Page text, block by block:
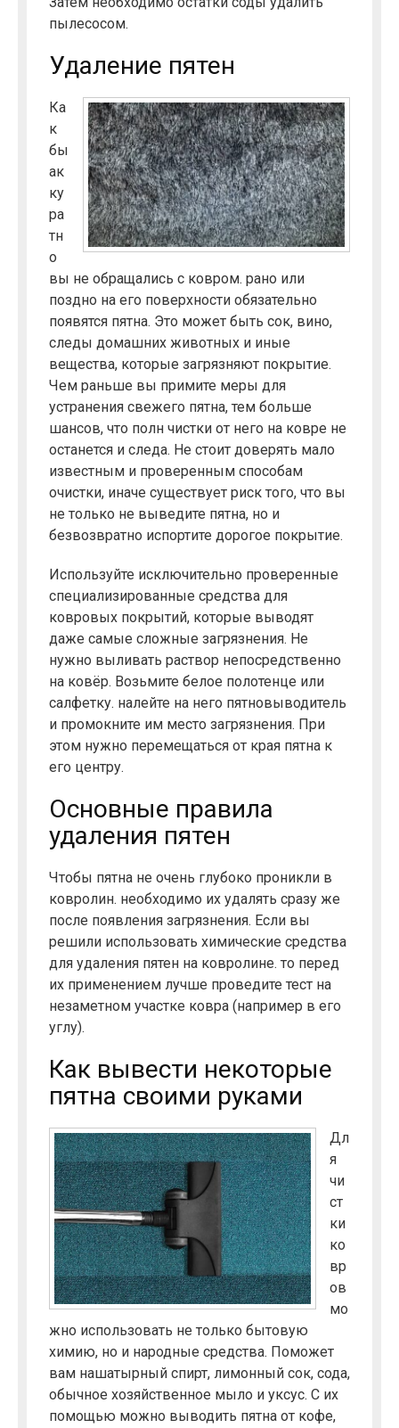
пылесосом.
Удаление пятен
Ка
к
бы
ак
ку
ра
тн
о
вы не обращались с ковром. рано или
поздно на его поверхности обязательно
появятся пятна. Это может быть сок, вино,
следы домашних животных и иные
вещества, которые загрязняют покрытие.
Чем раньше вы примите меры для
устранения свежего пятна, тем больше
шансов, что полн чистки от него на ковре не
останется и следа. Не стоит доверять мало
известным и проверенным способам
очистки, иначе существует риск того, что вы
не только не выведите пятна, но и
безвозвратно испортите дорогое покрытие.
Используйте исключительно проверенные
специализированные средства для
ковровых покрытий, которые выводят
даже самые сложные загрязнения. Не
нужно выливать раствор непосредственно
на ковёр. Возьмите белое полотенце или
салфетку. налейте на него пятновыводитель
и промокните им место загрязнения. При
этом нужно перемещаться от края пятна к
его центру.
Основные правила
удаления пятен
Чтобы пятна не очень глубоко проникли в
ковролин. необходимо их удалять сразу же
после появления загрязнения. Если вы
решили использовать химические средства
для удаления пятен на ковролине. то перед
их применением лучше проведите тест на
незаметном участке ковра (например в его
углу).
Как вывести некоторые
пятна своими руками
Дл
я
чи
ст
ки
ко
вр
ов
мо
жно использовать не только бытовую
химию, но и народные средства. Поможет
вам нашатырный спирт, лимонный сок, сода,
обычное хозяйственное мыло и уксус. С их
помощью можно выводить пятна от кофе,